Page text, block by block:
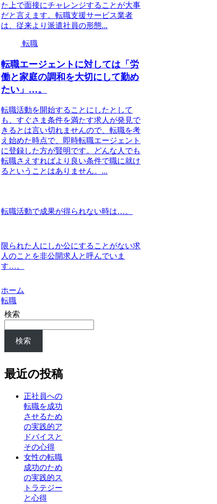
た上で面接にチャレンジすることが大事
だと言えます。転職支援サービス業者
は、従来より派遣社員の形態...
転職
転職エージェントに対しては「労
働と家庭の調和を大切にして勤め
たい」…。
転職活動を開始することにしたとして
も、すぐさま条件を満たす求人が発見で
きるとは言い切れませんので、転職を考
え始めた時点で、即時転職エージェント
に登録した方が賢明です。どんな人でも
転職さえすればより良い条件で職に就け
るということはありません。...
転職活動で成果が得られない時は…。
限られた人にしか公にすることがない求
人のことを非公開求人と呼んでいま
す…。
ホーム
転職
検索
検索
最近の投稿
正社員への
転職を成功
させるため
の実践的ア
ドバイスと
その心得
女性の転職
成功のため
の実践的ス
トラテジー
と心得